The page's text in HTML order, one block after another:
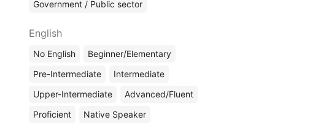
Government / Public sector
English
No English
Beginner/Elementary
Pre-Intermediate
Intermediate
Upper-Intermediate
Advanced/Fluent
Proficient
Native Speaker